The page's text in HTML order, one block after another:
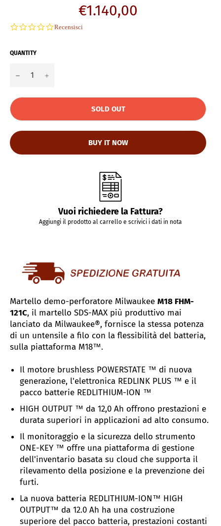
Regular
price
€1.140,00
0.0
Recensisci
QUANTITY
− +
SOLD OUT
BUY IT NOW
Vuoi richiedere la Fattura?
Aggiungi il prodotto al carrello e scrivici i dati in nota
Martello demo-perforatore Milwaukee M18 FHM-
121C, il martello SDS-MAX più produttivo mai
lanciato da Milwaukee®, fornisce la stessa potenza
di un untensile a filo con la flessibilità del batteria,
sulla piattaforma M18™.
Il motore brushless POWERSTATE ™ di nuova
generazione, l'elettronica REDLINK PLUS ™ e il
pacco batterie REDLITHIUM-ION ™
HIGH OUTPUT ™ da 12,0 Ah offrono prestazioni e
durata superiori in applicazioni ad alto consumo.
Il monitoraggio e la sicurezza dello strumento
ONE-KEY ™ offre una piattaforma di gestione
dell'inventario basata su cloud che supporta il
rilevamento della posizione e la prevenzione dei
furti.
La nuova batteria REDLITHIUM-ION™ HIGH
OUTPUT™ da 12.0 Ah ha una costruzione
superiore del pacco batteria, prestazioni costanti